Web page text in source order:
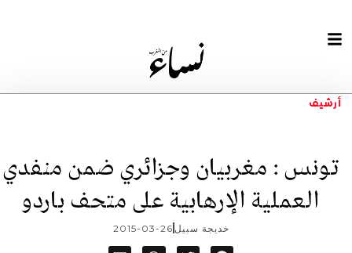
أرشيف
تونس : مغربيان وجزائري ضمن منفدي
العملية الإرهابية على متحف باردو
خديجة سبيل 2015-03-26